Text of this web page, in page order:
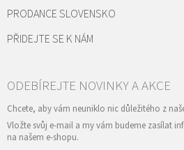
PRODANCE SLOVENSKO
PŘIDEJTE SE K NÁM
Vložte svůj e-mail a my vám budeme zasílat
na našem e-shopu.